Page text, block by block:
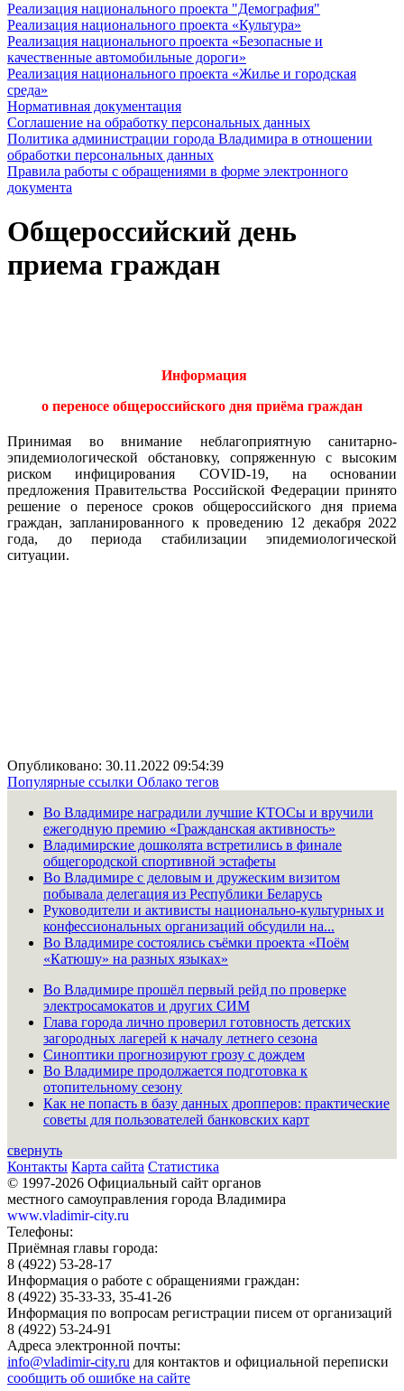
Реализация национального проекта "Демография"
Реализация национального проекта «Культура»
Реализация национального проекта «Безопасные и
качественные автомобильные дороги»
Реализация национального проекта «Жилье и городская
среда»
Нормативная документация
Соглашение на обработку персональных данных
Политика администрации города Владимира в отношении
обработки персональных данных
Правила работы с обращениями в форме электронного
документа
Общероссийский день
приема граждан
Информация
о переносе общероссийского дня приёма граждан
Принимая во внимание неблагоприятную санитарно-
эпидемиологической обстановку, сопряженную с высоким
риском инфицирования COVID-19, на основании
предложения Правительства Российской Федерации принято
решение о переносе сроков общероссийского дня приема
граждан, запланированного к проведению 12 декабря 2022
года, до периода стабилизации эпидемиологической
ситуации.
Опубликовано: 30.11.2022 09:54:39
Популярные ссылки Облако тегов
Во Владимире наградили лучшие КТОСы и вручили
ежегодную премию «Гражданская активность»
Владимирские дошколята встретились в финале
общегородской спортивной эстафеты
Во Владимире с деловым и дружеским визитом
побывала делегация из Республики Беларусь
Руководители и активисты национально-культурных и
конфессиональных организаций обсудили на...
Во Владимире состоялись съёмки проекта «Поём
«Катюшу» на разных языках»
Во Владимире прошёл первый рейд по проверке
электросамокатов и других СИМ
Глава города лично проверил готовность детских
загородных лагерей к началу летнего сезона
Синоптики прогнозируют грозу с дождем
Во Владимире продолжается подготовка к
отопительному сезону
Как не попасть в базу данных дропперов: практические
советы для пользователей банковских карт
свернуть
Контакты Карта сайта Статистика
© 1997-2026 Официальный сайт органов
местного самоуправления города Владимира
www.vladimir-city.ru
Телефоны:
Приёмная главы города:
8 (4922) 53-28-17
Информация о работе с обращениями граждан:
8 (4922) 35-33-33, 35-41-26
Информация по вопросам регистрации писем от организаций
8 (4922) 53-24-91
Адреса электронной почты:
info@vladimir-city.ru для контактов и официальной переписки
сообщить об ошибке на сайте